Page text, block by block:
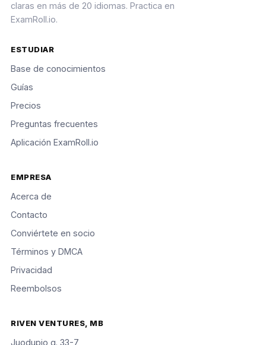
claras en más de 20 idiomas. Practica en
ExamRoll.io.
ESTUDIAR
Base de conocimientos
Guías
Precios
Preguntas frecuentes
Aplicación ExamRoll.io
EMPRESA
Acerca de
Contacto
Conviértete en socio
Términos y DMCA
Privacidad
Reembolsos
RIVEN VENTURES, MB
Juodupio g. 33-7